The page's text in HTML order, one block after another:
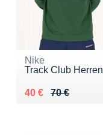
Nike
Track Club Herren
70 €
Au lieu de 70 €
40 €
Vendu 40 €